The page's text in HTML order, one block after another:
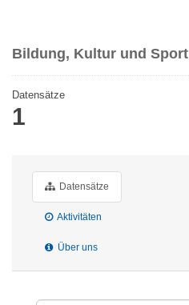
Bildung, Kultur und Sport
Datensätze
1
Datensätze
Aktivitäten
Über uns